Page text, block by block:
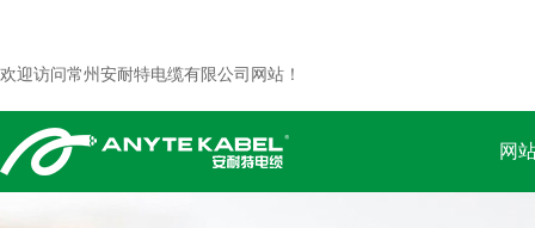
欢迎访问常州安耐特电缆有限公司网站！
网